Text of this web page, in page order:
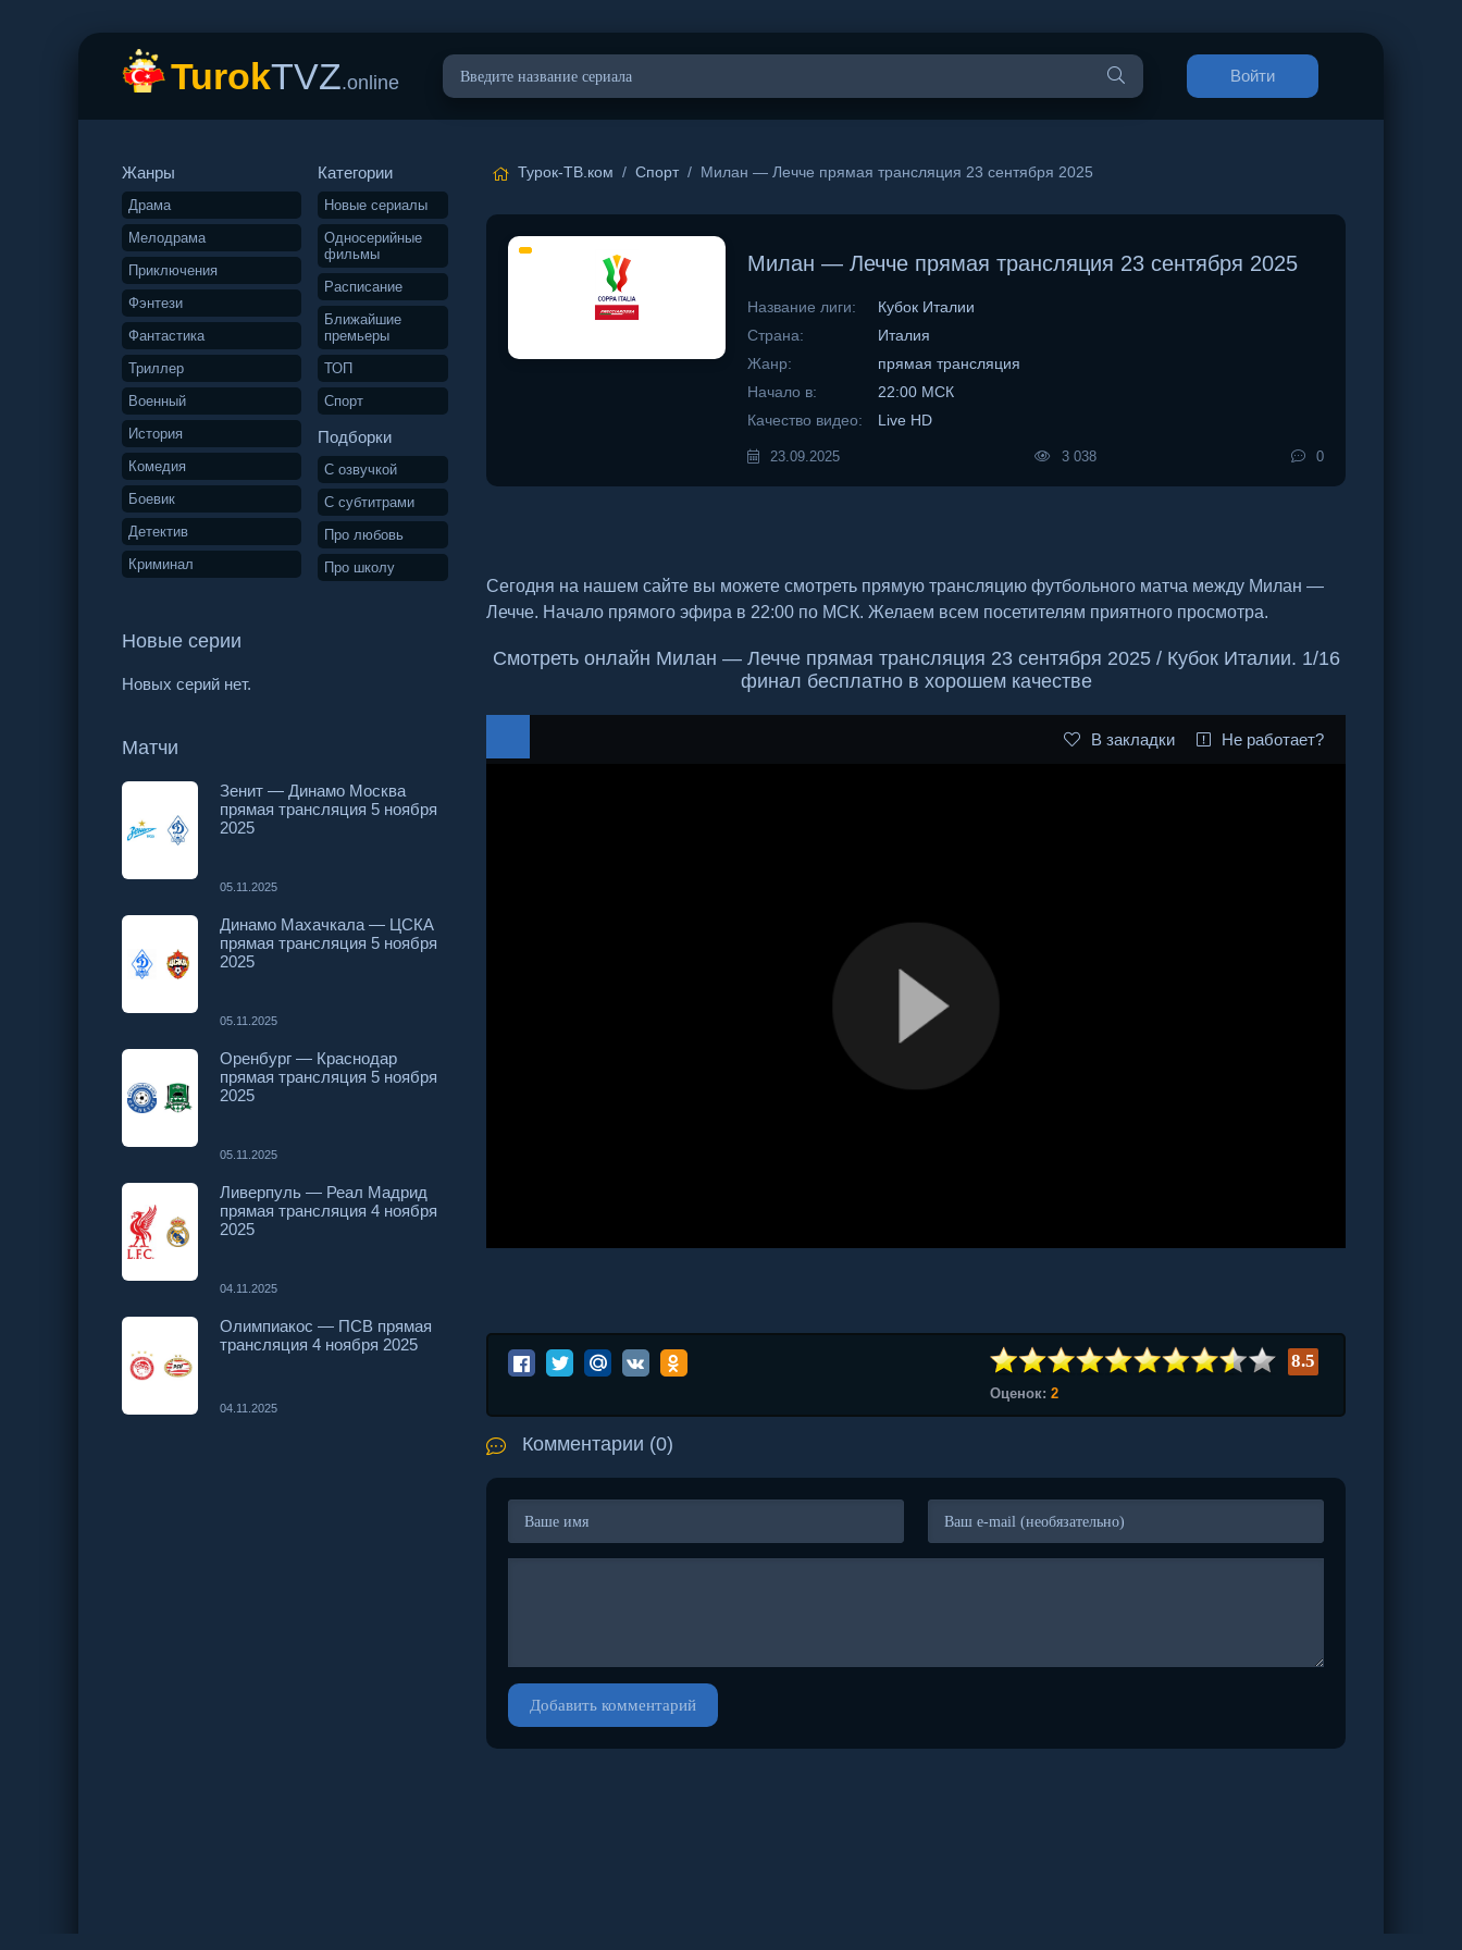
TurokTVZ.online Войти
Жанры
Драма
Мелодрама
Приключения
Фэнтези
Фантастика
Триллер
Военный
История
Комедия
Боевик
Детектив
Криминал
Категории
Новые сериалы
Односерийные
фильмы
Расписание
Ближайшие
премьеры
ТОП
Спорт
Подборки
С озвучкой
С субтитрами
Про любовь
Про школу
Новые серии
Новых серий нет.
Матчи
Зенит — Динамо Москва
прямая трансляция 5 ноября
2025
05.11.2025
Динамо Махачкала — ЦСКА
прямая трансляция 5 ноября
2025
05.11.2025
Оренбург — Краснодар
прямая трансляция 5 ноября
2025
05.11.2025
Ливерпуль — Реал Мадрид
прямая трансляция 4 ноября
2025
04.11.2025
Олимпиакос — ПСВ прямая
трансляция 4 ноября 2025
04.11.2025
Турок-ТВ.ком / Спорт/ Милан — Лечче прямая трансляция 23 сентября 2025
Милан — Лечче прямая трансляция 23 сентября 2025
Название лиги:
Кубок Италии
Страна:
Италия
Жанр:
прямая трансляция
Начало в:
22:00 МСК
Качество видео:
Live HD
23.09.2025 3 038 0
Сегодня на нашем сайте вы можете смотреть прямую трансляцию футбольного матча между Милан —
Лечче. Начало прямого эфира в 22:00 по МСК. Желаем всем посетителям приятного просмотра.
Смотреть онлайн Милан — Лечче прямая трансляция 23 сентября 2025 / Кубок Италии. 1/16
финал бесплатно в хорошем качестве
В закладки Не работает?
8.5
Оценок: 2
Комментарии (0)
Добавить комментарий